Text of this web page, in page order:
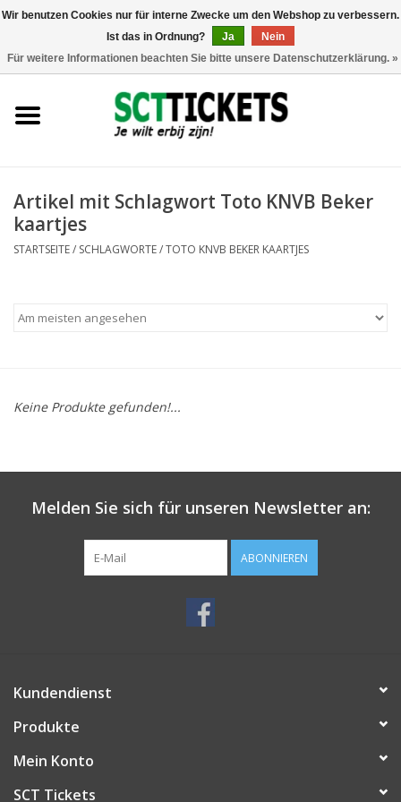
Artikel mit Schlagwort Toto KNVB Beker
kaartjes
STARTSEITE/ SCHLAGWORTE/TOTO KNVB BEKER KAARTJES
Keine Produkte gefunden!...
Melden Sie sich für unseren Newsletter an:
ABONNIEREN
Kundendienst
Produkte
Mein Konto
SCT Tickets
Wir benutzen Cookies nur für interne Zwecke um den Webshop zu verbessern.
Ist das in Ordnung?
Ja
Nein
Für weitere Informationen beachten Sie bitte unsere Datenschutzerklärung. »